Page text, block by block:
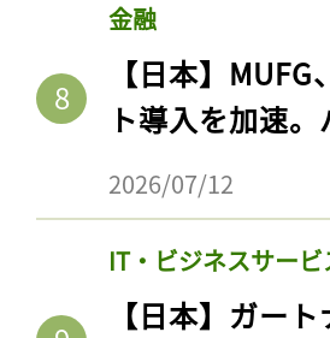
金融
【日本】
ト導入を加速
2026/07/12
IT・ビジネスサービ
【日本】ガー